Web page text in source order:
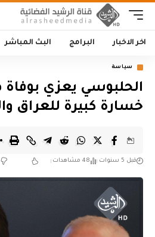
اخر الاخبار البرامج البث المباشر
سياسة
الحلبوسي يعزي
خسارة كبيرة للعراق
قبل 5 سنوات 48 مشاهدات